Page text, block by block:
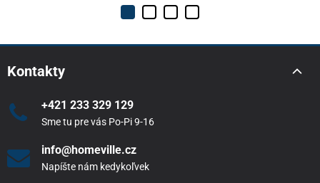
Kontakty
+421 233 329 129
Sme tu pre vás Po-Pi 9-16
info@homeville.cz
Napíšte nám kedykoľvek